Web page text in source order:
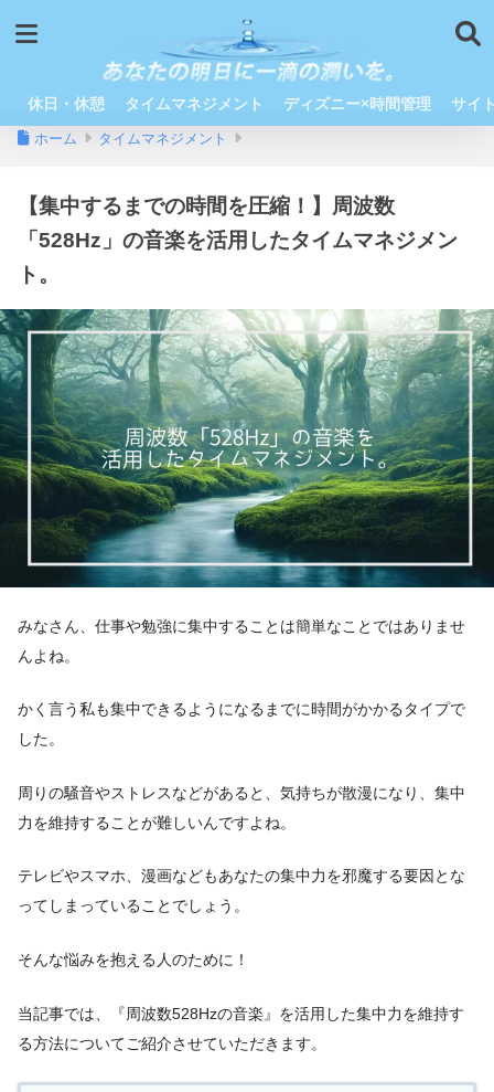
休日・休憩 タイムマネジメント ディズニー×時間管理 サイ
ホーム タイムマネジメント
【集中するまでの時間を圧縮！】周波数
「528Hz」の音楽を活用したタイムマネジメン
ト。
みなさん、仕事や勉強に集中することは簡単なことではありませ
んよね。
かく言う私も集中できるようになるまでに時間がかかるタイプで
した。
周りの騒音やストレスなどがあると、気持ちが散漫になり、集中
力を維持することが難しいんですよね。
テレビやスマホ、漫画などもあなたの集中力を邪魔する要因とな
ってしまっていることでしょう。
そんな悩みを抱える人のために！
当記事では、『周波数528Hzの音楽』を活用した集中力を維持す
る方法についてご紹介させていただきます。